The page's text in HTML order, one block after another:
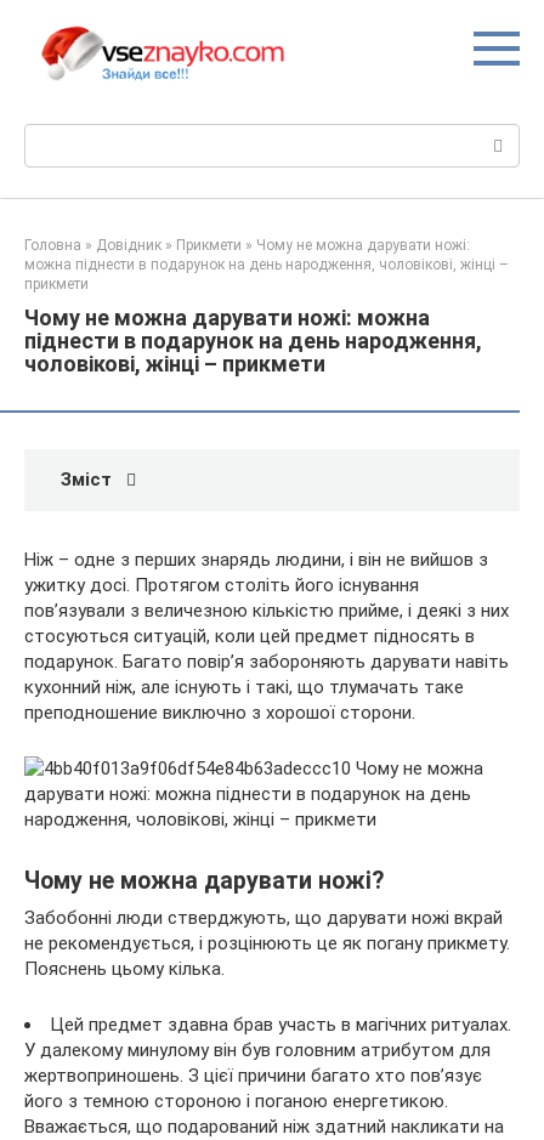
вмісту
Головна » Довідник » Прикмети » Чому не можна дарувати ножі:
можна піднести в подарунок на день народження, чоловікові, жінці –
прикмети
Чому не можна дарувати ножі: можна
піднести в подарунок на день народження,
чоловікові, жінці – прикмети
Зміст
Ніж – одне з перших знарядь людини, і він не вийшов з
ужитку досі. Протягом століть його існування
пов’язували з величезною кількістю прийме, і деякі з них
стосуються ситуацій, коли цей предмет підносять в
подарунок. Багато повір’я забороняють дарувати навіть
кухонний ніж, але існують і такі, що тлумачать таке
преподношение виключно з хорошої сторони.
Чому не можна дарувати ножі?
Забобонні люди стверджують, що дарувати ножі вкрай
не рекомендується, і розцінюють це як погану прикмету.
Пояснень цьому кілька.
Цей предмет здавна брав участь в магічних ритуалах.
У далекому минулому він був головним атрибутом для
жертвоприношень. З цієї причини багато хто пов’язує
його з темною стороною і поганою енергетикою.
Вважається, що подарований ніж здатний накликати на